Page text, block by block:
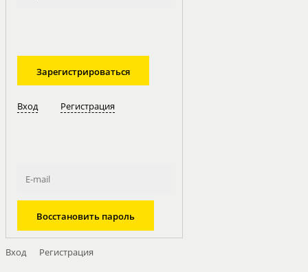
Вход Регистрация
Вход Регистрация